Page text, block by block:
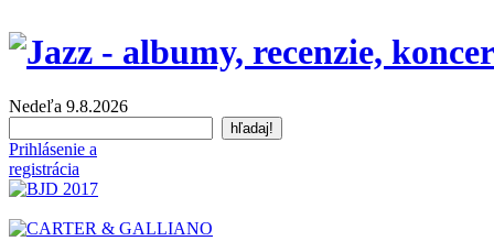
Nedeľa 9.8.2026
Prihlásenie a
registrácia